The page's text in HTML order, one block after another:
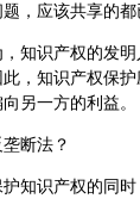
，应该共享的都
识产权的发明
，知识产权保
另一方的利益。
断法？
识产权的同时